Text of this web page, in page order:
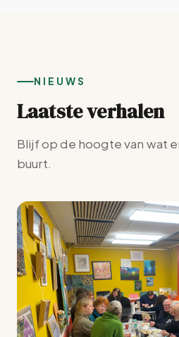
NIEUWS
Laatste verhalen
Blijf op de hoogte van wat
buurt.